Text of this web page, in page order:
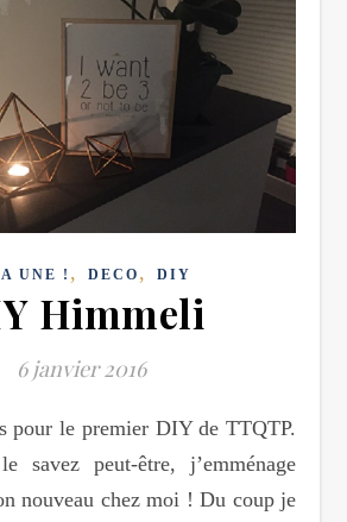
UNE ! , DECO , DIY
Himmeli
6 janvier 2016
savez peut-être, j’emménage
nouveau chez moi ! Du coup je